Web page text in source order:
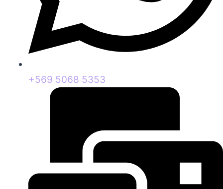
+569 5068 5353